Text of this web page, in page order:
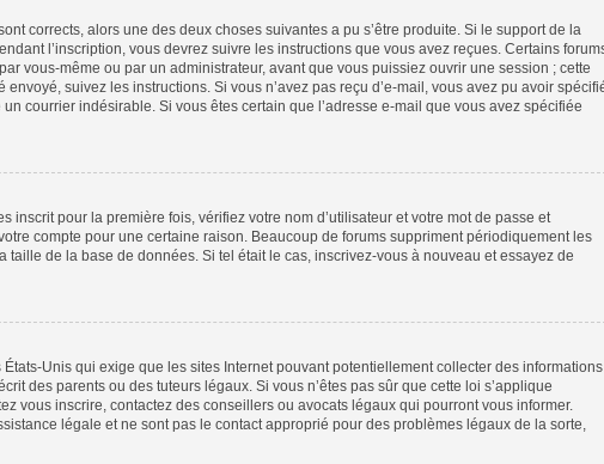
corrects, alors une des deux choses suivantes a pu s’être produite. Si le support de la
l’inscription, vous devrez suivre les instructions que vous avez reçues. Certains
vous-même ou par un administrateur, avant que vous puissiez ouvrir une session ; cette
suivez les instructions. Si vous n’avez pas reçu d’e-mail, vous avez pu avoir
courrier indésirable. Si vous êtes certain que l’adresse e-mail que vous avez spécifiée
inscrit pour la première fois, vérifiez votre nom d’utilisateur et votre mot de passe et
compte pour une certaine raison. Beaucoup de forums suppriment périodiquement les
de la base de données. Si tel était le cas, inscrivez-vous à nouveau et essayez de
Unis qui exige que les sites Internet pouvant potentiellement collecter des informations
des parents ou des tuteurs légaux. Si vous n’êtes pas sûr que cette loi s’applique
vous inscrire, contactez des conseillers ou avocats légaux qui pourront vous informer.
légale et ne sont pas le contact approprié pour des problèmes légaux de la sorte,